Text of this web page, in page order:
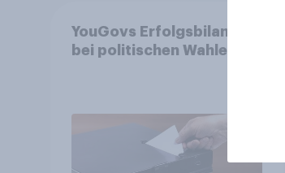
YouGovs Erfolgsbilanz
bei politischen Wahlen